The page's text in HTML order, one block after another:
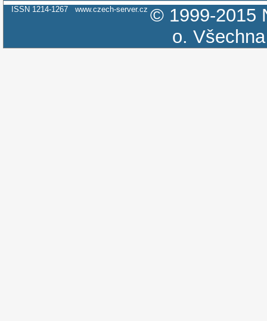
ISSN 1214-1267 www.czech-server.cz © 1999-2015
o.